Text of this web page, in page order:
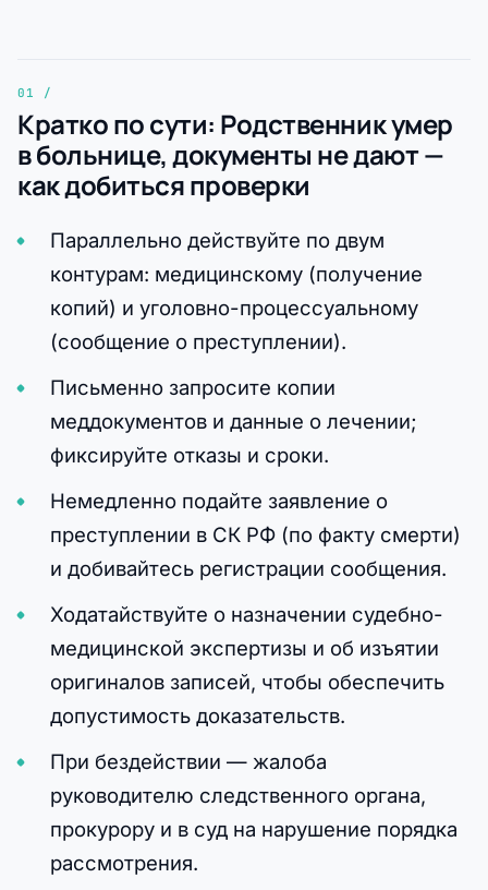
Кратко по сути: Родственник умер
в больнице, документы не дают —
как добиться проверки
Параллельно действуйте по двум
контурам: медицинскому (получение
копий) и уголовно-процессуальному
(сообщение о преступлении).
Письменно запросите копии
меддокументов и данные о лечении;
фиксируйте отказы и сроки.
Немедленно подайте заявление о
преступлении в СК РФ (по факту смерти)
и добивайтесь регистрации сообщения.
Ходатайствуйте о назначении судебно-
медицинской экспертизы и об изъятии
оригиналов записей, чтобы обеспечить
допустимость доказательств.
При бездействии — жалоба
руководителю следственного органа,
прокурору и в суд на нарушение порядка
рассмотрения.